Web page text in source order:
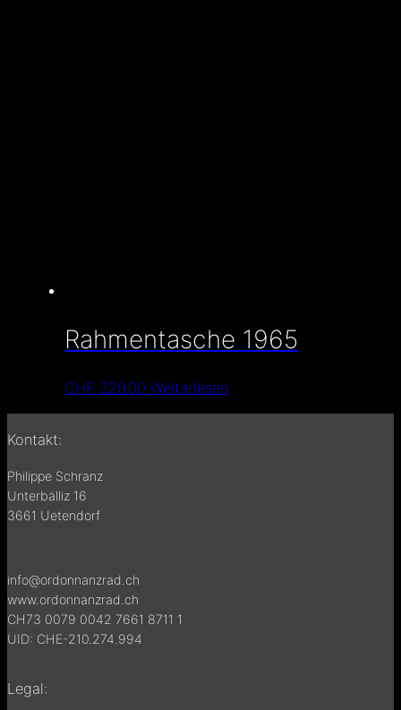
Rahmentasche 1965
CHF 229.00 Weiterlesen
Kontakt:
Philippe Schranz
Unterbälliz 16
3661 Uetendorf
info@ordonnanzrad.ch
www.ordonnanzrad.ch
CH73 0079 0042 7661 8711 1
UID: CHE-210.274.994
Legal: